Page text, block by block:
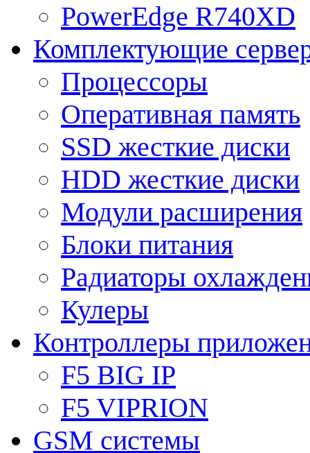
PowerEdge R740XD
Комплектующие
Процессоры
Оперативная память
SSD жесткие диски
HDD жесткие диски
Модули расширения
Блоки питания
Радиаторы
Кулеры
Контроллеры
F5 BIG IP
F5 VIPRION
GSM системы